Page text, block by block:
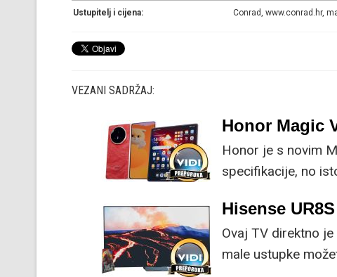
Ustupitelj i cijena: Conrad, www.conrad.hr,
VEZANI SADRŽAJ:
Honor Magic
Honor je s novim
specifikacije, no
Hisense UR8S
Ovaj TV direktno
male ustupke